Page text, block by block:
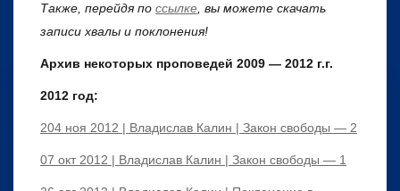
Также, перейдя по ссылке, вы можете скачать
записи хвалы и поклонения!
Архив некоторых проповедей 2009 — 2012 г.г.
2012 год:
204 ноя 2012 | Владислав Калин | Закон свободы — 2
07 окт 2012 | Владислав Калин | Закон свободы — 1